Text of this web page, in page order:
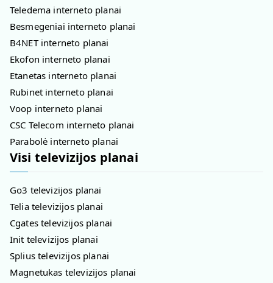
Teledema interneto planai
Besmegeniai interneto planai
B4NET interneto planai
Ekofon interneto planai
Etanetas interneto planai
Rubinet interneto planai
Voop interneto planai
CSC Telecom interneto planai
Parabolė interneto planai
Visi televizijos planai
Go3 televizijos planai
Telia televizijos planai
Cgates televizijos planai
Init televizijos planai
Splius televizijos planai
Magnetukas televizijos planai